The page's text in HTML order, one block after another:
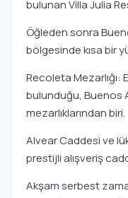
bulunan Villa Julia
Öğleden sonra
bölgesinde kısa bir
Recoleta Mezarlığı:
bulunduğu, Buenos
mezarlıklarından biri.
Alvear Caddesi ve
prestijli alışveriş
Akşam serbest